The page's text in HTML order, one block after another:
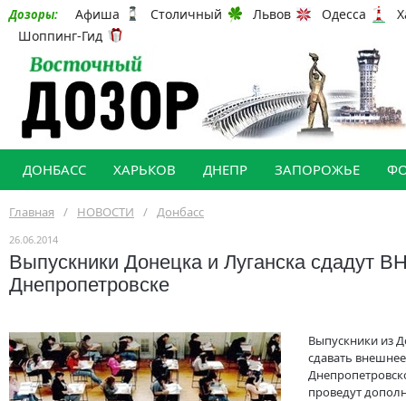
Дозоры: Афиша Столичный Львов Одесса
Шоппинг-Гид
ДОНБАСС ХАРЬКОВ ДНЕПР ЗАПОРОЖЬЕ
Главная / НОВОСТИ / Донбасс
26.06.2014
Выпускники Донецка и Луганска сдадут
Днепропетровске
Выпускники из
сдавать
проведут